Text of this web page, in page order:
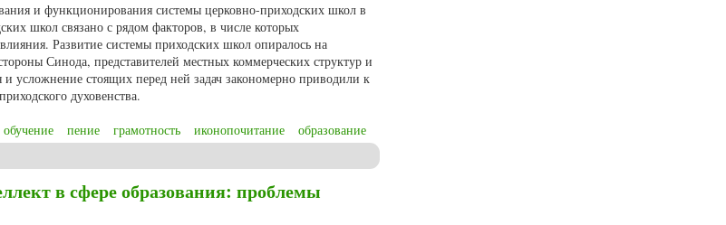
и функционирования системы церковно-приходских школ в
школ связано с рядом факторов, в числе которых
Развитие системы приходских школ опиралось на
Синода, представителей местных коммерческих структур и
и усложнение стоящих перед ней задач закономерно приводили к
духовенства.
обучение пение грамотность иконопочитание образование
в сфере образования: проблемы